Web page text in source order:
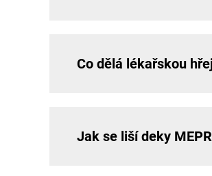
Co dělá lékařskou
Jak se liší deky